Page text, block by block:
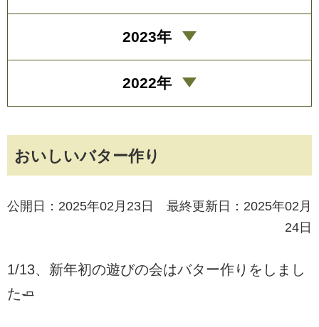
おいしいバター作り
公開日：2025年02月23日 最終更新日：2025年02月
24日
1/13、新年初の遊びの会はバター作りをしまし
た🧈
2023年
2022年